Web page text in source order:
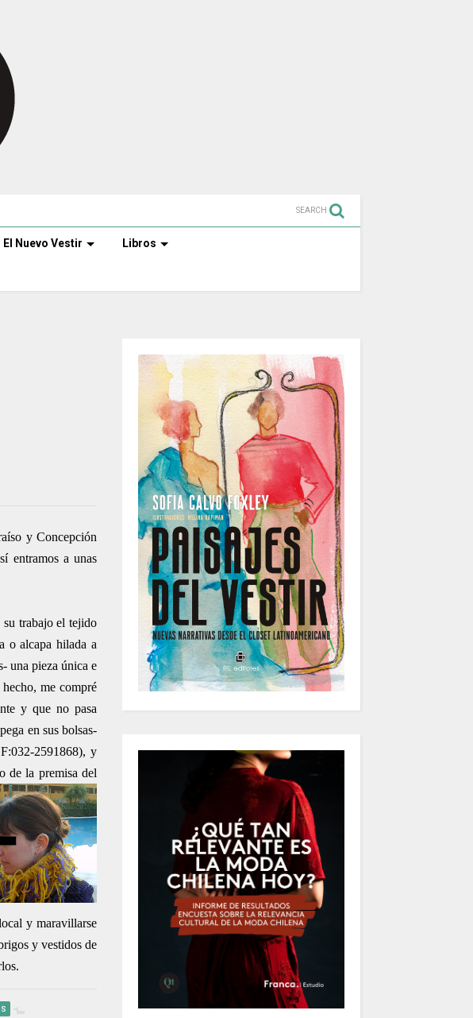
SEARCH
El Nuevo Vestir Libros
y Concepción
entramos a unas
trabajo el tejido
o alcapa hilada a
una pieza única e
me compré
y que no pasa
en sus bolsas-
2591868), y
de la premisa del
y maravillarse
y vestidos de